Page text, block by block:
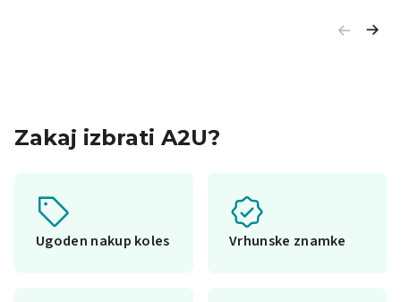
Zakaj izbrati A2U?
Ugoden nakup koles Vrhunske znamke